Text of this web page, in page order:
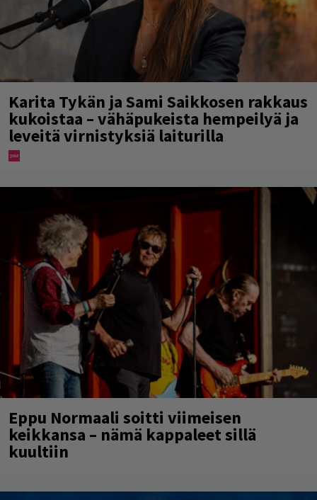
Karita Tykän ja Sami Saikkosen rakkaus
kukoistaa – vähäpukeista hempeilyä ja
leveitä virnistyksiä laiturilla
Eppu Normaali soitti viimeisen
keikkansa – nämä kappaleet sillä
kuultiin